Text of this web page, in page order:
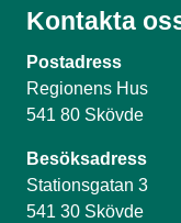
Kontakta
Postadress
Regionens Hus
541 80 Skövde
Besöksadress
Stationsgatan 3
541 30 Skövde